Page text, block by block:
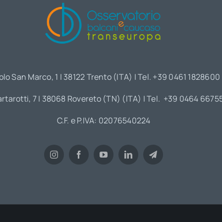
San Marco, 1 | 38122 Trento (ITA) | Tel. +39 0461 1828600
7 | 38068 Rovereto (TN) (ITA) | Tel. +39 0464
C.F. e P.IVA: 02076540224